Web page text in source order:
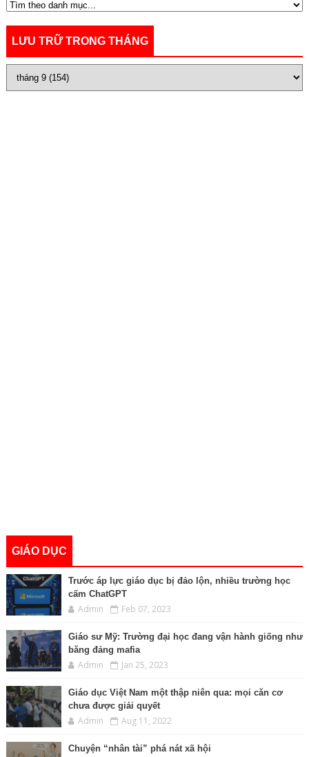
LƯU TRỮ TRONG THÁNG
GIÁO DỤC
Trước áp lực giáo dục bị đảo lộn, nhiều trường học
cấm ChatGPT
Admin Feb 07, 2023
Giáo sư Mỹ: Trường đại học đang vận hành giống như
băng đảng mafia
Admin Jan 25, 2023
Giáo dục Việt Nam một thập niên qua: mọi căn cơ
chưa được giải quyết
Admin Aug 11, 2022
Chuyện “nhân tài” phá nát xã hội